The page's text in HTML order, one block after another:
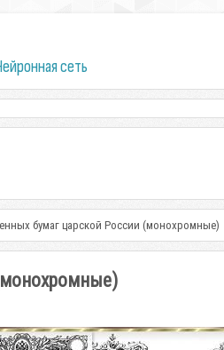
сеть
бумаг царской России (монохромные)